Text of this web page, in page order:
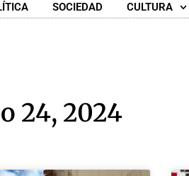
SOCIEDAD CULTURA
24, 2024